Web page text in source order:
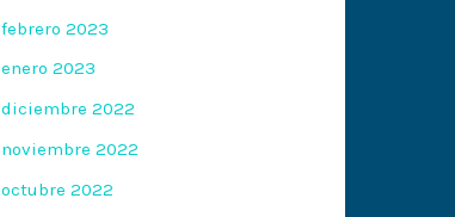
febrero 2023
enero 2023
diciembre 2022
noviembre 2022
octubre 2022